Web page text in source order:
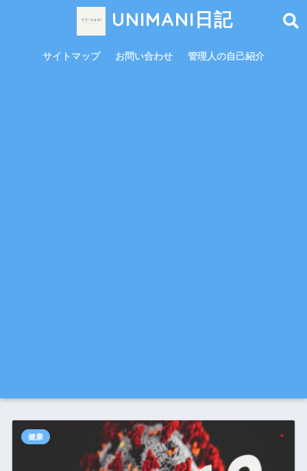
UNIMANI日記
サイトマップ お問い合わせ 管理人の自己紹介
健康